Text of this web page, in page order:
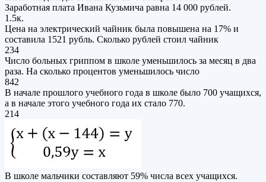
Заработная плата Ивана Кузьмича равна 14 000 рублей.
1.5к.
Цена на электрический чайник была повышена на 17% и
составила 1521 рубль. Сколько рублей стоил чайник
234
Число больных гриппом в школе уменьшилось за месяц в два
раза. На сколько процентов уменьшилось число
842
В начале прошлого учебного года в школе было 700 учащихся,
а в начале этого учебного года их стало 770.
214
В школе мальчики составляют 59% числа всех учащихся.